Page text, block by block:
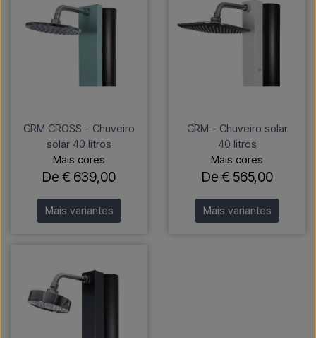
CRM CROSS - Chuveiro
solar 40 litros
Mais cores
De € 639,00
Mais variantes
CRM - Chuveiro solar
40 litros
Mais cores
De € 565,00
Mais variantes